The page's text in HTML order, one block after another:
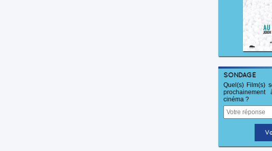
SONDAGE
Quel(s) Film(s)
cinéma ?